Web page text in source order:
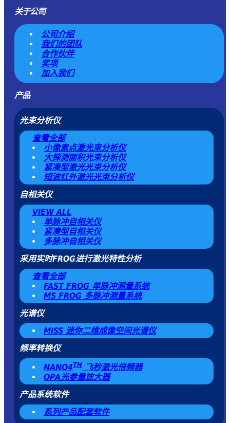
关于公司
公司介绍
我们的团队
合作伙伴
奖项
加入我们
产品
光束分析仪
查看全部
小像素点激光束分析仪
大探测面积光束分析仪
紧凑型激光光束分析仪
短波红外激光光束分析仪
自相关仪
VIEW ALL
单脉冲自相关仪
紧凑型自相关仪
多脉冲自相关仪
采用实时FROG进行激光特性分析
查看全部
FAST FROG 单脉冲测量系统
MS FROG 多脉冲测量系统
光谱仪
MISS 迷你二维成像空间光谱仪
频率转换仪
NANO4TH 飞秒激光倍频器
OPA光参量放大器
产品系统软件
系列产品配套软件